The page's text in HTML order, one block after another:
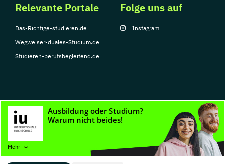
Mehr
Relevante Portale
Das-Richtige-studieren.de
Wegweiser-duales-Studium.de
Studieren-berufsbegleitend.de
Folge uns auf
Instagram
© Copyright 2026, TarGroup Media GmbH
Nutzungsbedingungen